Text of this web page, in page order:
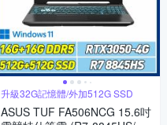
升級32G記憶體/外加512G SSD
ASUS TUF FA506NCG 15.6吋